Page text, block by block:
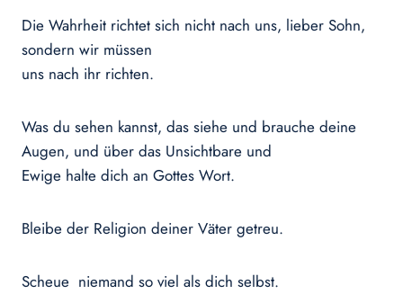
Die Wahrheit richtet sich nicht nach uns, lieber Sohn,
sondern wir müssen
uns nach ihr richten.
Was du sehen kannst, das siehe und brauche deine
Augen, und über das Unsichtbare und
Ewige halte dich an Gottes Wort.
Bleibe der Religion deiner Väter getreu.
Scheue niemand so viel als dich selbst.